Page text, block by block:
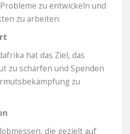
zu entwickeln und
zu arbeiten.
hat das Ziel, das
zu schärfen und Spenden
zu
die gezielt auf